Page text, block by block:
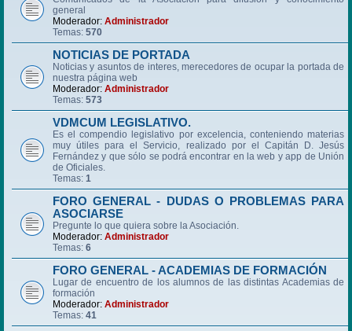
general
Moderador: Administrador
Temas: 570
NOTICIAS DE PORTADA
Noticias y asuntos de interes, merecedores de ocupar la portada de
nuestra página web
Moderador: Administrador
Temas: 573
VDMCUM LEGISLATIVO.
Es el compendio legislativo por excelencia, conteniendo materias
muy útiles para el Servicio, realizado por el Capitán D. Jesús
Fernández y que sólo se podrá encontrar en la web y app de Unión
de Oficiales.
Temas: 1
FORO GENERAL - DUDAS O PROBLEMAS PARA
ASOCIARSE
Pregunte lo que quiera sobre la Asociación.
Moderador: Administrador
Temas: 6
FORO GENERAL - ACADEMIAS DE FORMACIÓN
Lugar de encuentro de los alumnos de las distintas Academias de
formación
Moderador: Administrador
Temas: 41